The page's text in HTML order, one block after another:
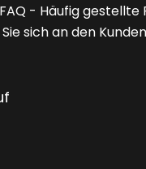
- Häufig gestellte
sich an den